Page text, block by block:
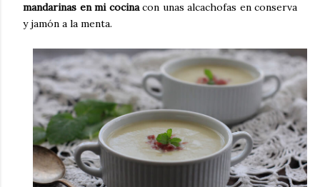
mandarinas en mi cocinacon unas alcachofas en conserva
y jamón a la menta.